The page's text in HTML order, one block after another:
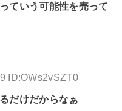
ていう可能性を売って
ID:OWs2vSZT0
だけだからなぁ